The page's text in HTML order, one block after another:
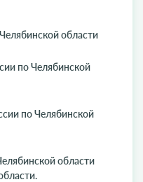
области
по Челябинской
по Челябинской
области